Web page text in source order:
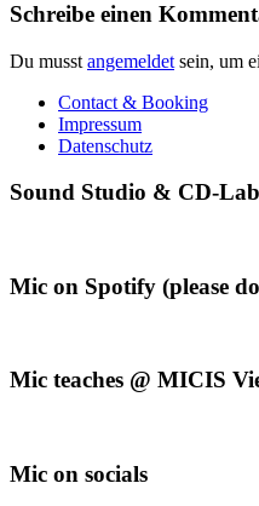
Schreibe einen
Du musst angemeldet sein, um
Contact & Booking
Impressum
Datenschutz
Sound Studio & CD-
Mic on Spotify (please
Mic teaches @ MICIS
Mic on socials